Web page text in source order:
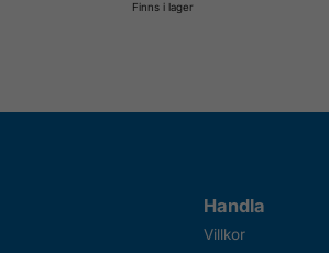
Finns i lager
Handla
Villkor